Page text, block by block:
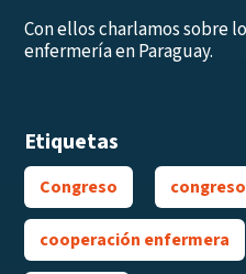
Con ellos charlamos sobre
enfermería en Paraguay.
Etiquetas
Congreso
cooperación enfermera